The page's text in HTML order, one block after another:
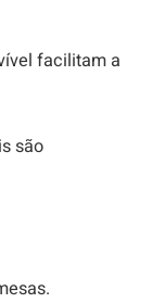
facilitam a
são